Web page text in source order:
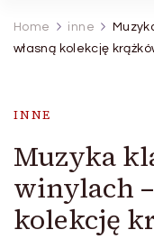
Home inne
własną kolekcję
INNE
Muzyka
winylach
kolekcję